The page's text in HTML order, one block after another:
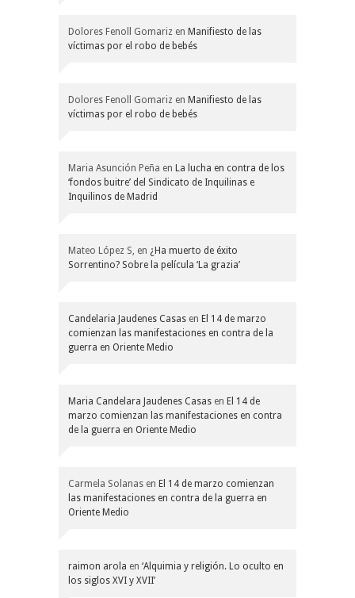
Dolores Fenoll Gomariz en Manifiesto de las
víctimas por el robo de bebés
Dolores Fenoll Gomariz en Manifiesto de las
víctimas por el robo de bebés
Maria Asunción Peña en La lucha en contra de los
‘fondos buitre’ del Sindicato de Inquilinas e
Inquilinos de Madrid
Mateo López S, en ¿Ha muerto de éxito
Sorrentino? Sobre la película ‘La grazia’
Candelaria Jaudenes Casas en El 14 de marzo
comienzan las manifestaciones en contra de la
guerra en Oriente Medio
Maria Candelara Jaudenes Casas en El 14 de
marzo comienzan las manifestaciones en contra
de la guerra en Oriente Medio
Carmela Solanas en El 14 de marzo comienzan
las manifestaciones en contra de la guerra en
Oriente Medio
raimon arola en ‘Alquimia y religión. Lo oculto en
los siglos XVI y XVII’